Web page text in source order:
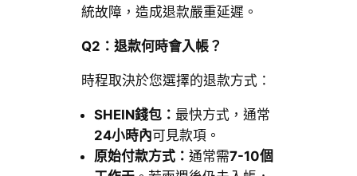
統故障，造成退款嚴重延遲。
Q2：退款何時會入帳？
時程取決於您選擇的退款方式：
SHEIN錢包： 最快方式，通常
24小時內可見款項。
原始付款方式： 通常需7-10個